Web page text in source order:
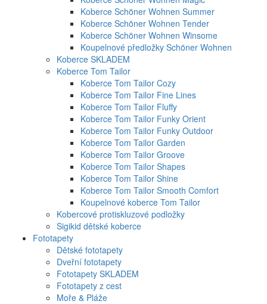
Koberce Schöner Wohnen Summer
Koberce Schöner Wohnen Tender
Koberce Schöner Wohnen Winsome
Koupelnové předložky Schöner Wohnen
Koberce SKLADEM
Koberce Tom Tailor
Koberce Tom Tailor Cozy
Koberce Tom Tailor Fine Lines
Koberce Tom Tailor Fluffy
Koberce Tom Tailor Funky Orient
Koberce Tom Tailor Funky Outdoor
Koberce Tom Tailor Garden
Koberce Tom Tailor Groove
Koberce Tom Tailor Shapes
Koberce Tom Tailor Shine
Koberce Tom Tailor Smooth Comfort
Koupelnové koberce Tom Tailor
Kobercové protiskluzové podložky
Sigikid dětské koberce
Fototapety
Dětské fototapety
Dveřní fototapety
Fototapety SKLADEM
Fototapety z cest
Moře & Pláže